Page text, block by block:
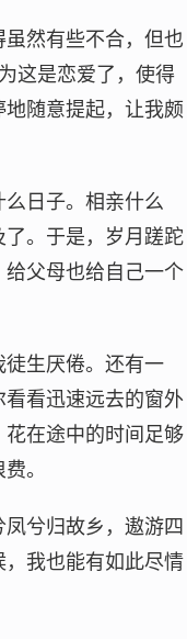
然有些不合，但也
这是恋爱了，使得
随意提起，让我颇
日子。相亲什么
。于是，岁月蹉跎
父母也给自己一个
生厌倦。还有一
看迅速远去的窗外
在途中的时间足够
。
兮归故乡，遨游四
我也能有如此尽情